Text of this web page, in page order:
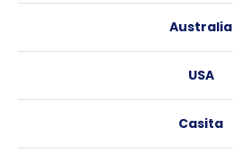
เอดินเบอระ
Australia
บริสเบน
USA
Casita